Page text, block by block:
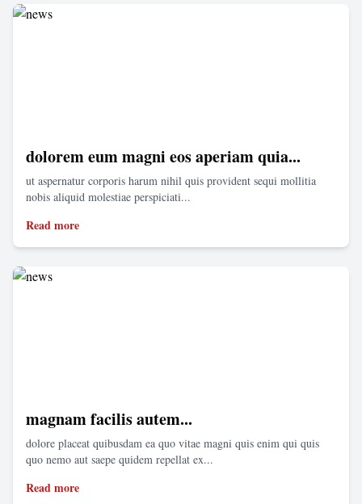
dolorem eum magni eos aperiam quia...
ut aspernatur corporis harum nihil quis provident sequi mollitia
nobis aliquid molestiae perspiciati...
Read more
magnam facilis autem...
dolore placeat quibusdam ea quo vitae magni quis enim qui quis
quo nemo aut saepe quidem repellat ex...
Read more